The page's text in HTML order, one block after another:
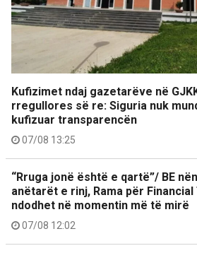
Kufizimet ndaj gazetarëve në
rregullores së re: Siguria nuk
kufizuar transparencën
07/08 13:25
“Rruga jonë është e qartë”/ BE
anëtarët e rinj, Rama për
ndodhet në momentin më të mirë
07/08 12:02